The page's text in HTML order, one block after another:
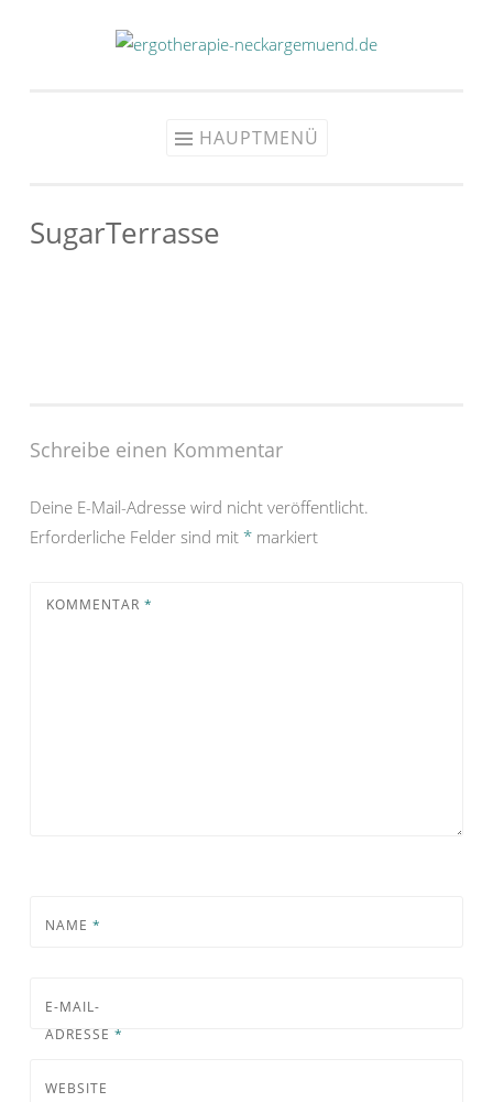
HAUPTMENÜ
SugarTerrasse
Schreibe einen Kommentar
Deine E-Mail-Adresse wird nicht veröffentlicht.
Erforderliche Felder sind mit * markiert
KOMMENTAR *
NAME *
E-MAIL-
ADRESSE *
WEBSITE